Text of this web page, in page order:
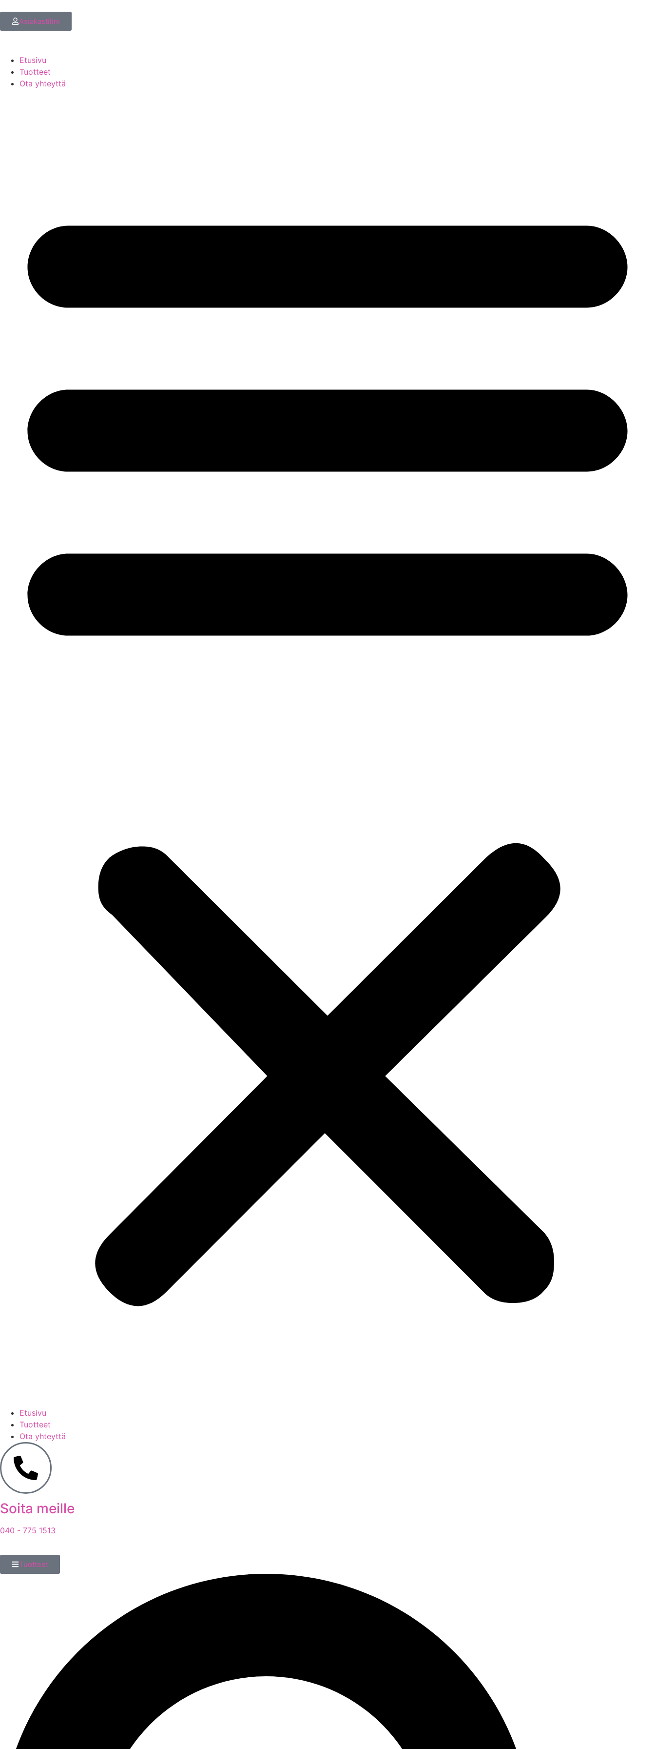
Asiakastilini
Etusivu
Tuotteet
Ota yhteyttä
Etusivu
Tuotteet
Ota yhteyttä
Soita meille
040 - 775 1513
Tuotteet